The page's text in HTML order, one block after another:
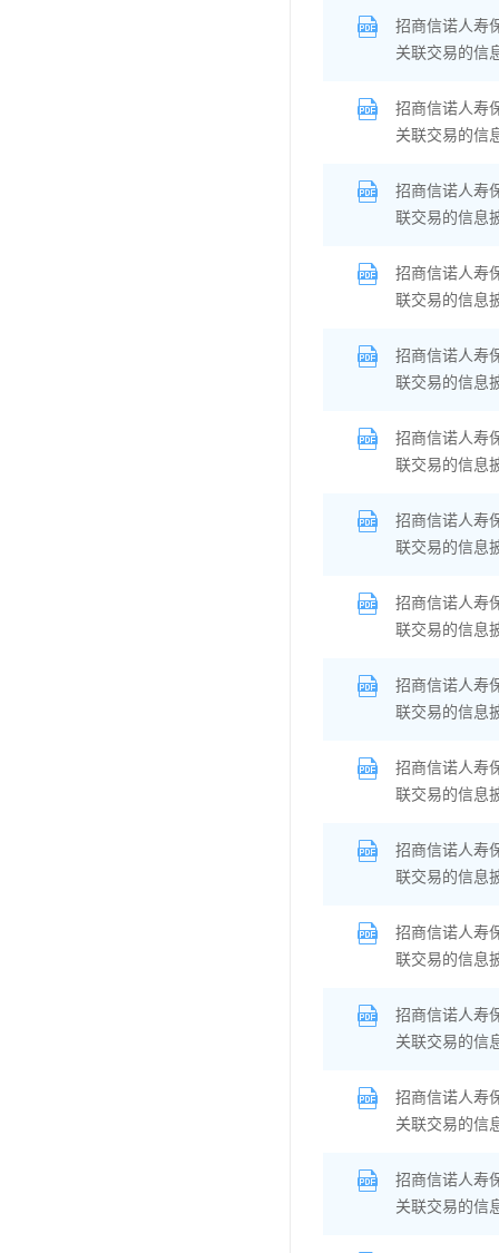
招商信诺人寿
关联交易的信
招商信诺人寿
关联交易的信
招商信诺人寿
联交易的信息
招商信诺人寿
联交易的信息
招商信诺人寿
联交易的信息
招商信诺人寿
联交易的信息
招商信诺人寿
联交易的信息
招商信诺人寿
联交易的信息
招商信诺人寿
联交易的信息
招商信诺人寿
联交易的信息
招商信诺人寿
联交易的信息
招商信诺人寿
联交易的信息
招商信诺人寿
关联交易的信
招商信诺人寿
关联交易的信
招商信诺人寿
关联交易的信